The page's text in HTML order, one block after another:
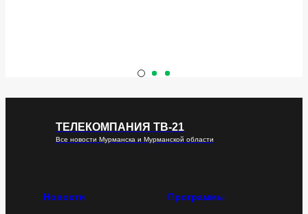
ТЕЛЕКОМПАНИЯ ТВ-21
Все новости Мурманска и Мурманской области
Новости Программы